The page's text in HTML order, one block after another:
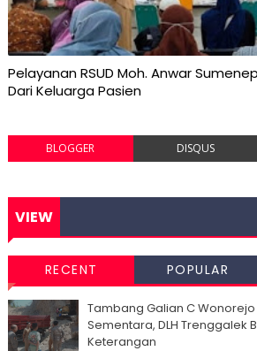
Pelayanan RSUD Moh. Anwar
Dari Keluarga Pasien
BLOGGER DISQUS
VIEW
RECENT POPULAR
Tambang Galian C
Sementara, DLH Trenggalek
Keterangan